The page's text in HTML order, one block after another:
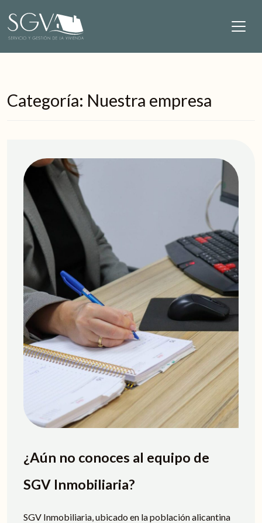
Navegación principal
Categoría: Nuestra empresa
¿Aún no conoces al equipo de
SGV Inmobiliaria?
SGV Inmobiliaria, ubicado en la población alicantina